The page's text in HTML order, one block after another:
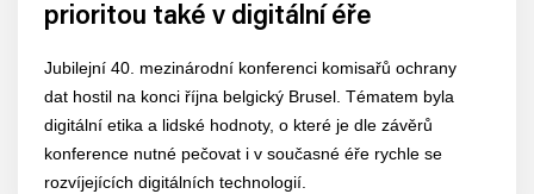
prioritou také v digitální éře
Jubilejní 40. mezinárodní konferenci komisařů ochrany
dat hostil na konci října belgický Brusel. Tématem byla
digitální etika a lidské hodnoty, o které je dle závěrů
konference nutné pečovat i v současné éře rychle se
rozvíjejících digitálních technologií.